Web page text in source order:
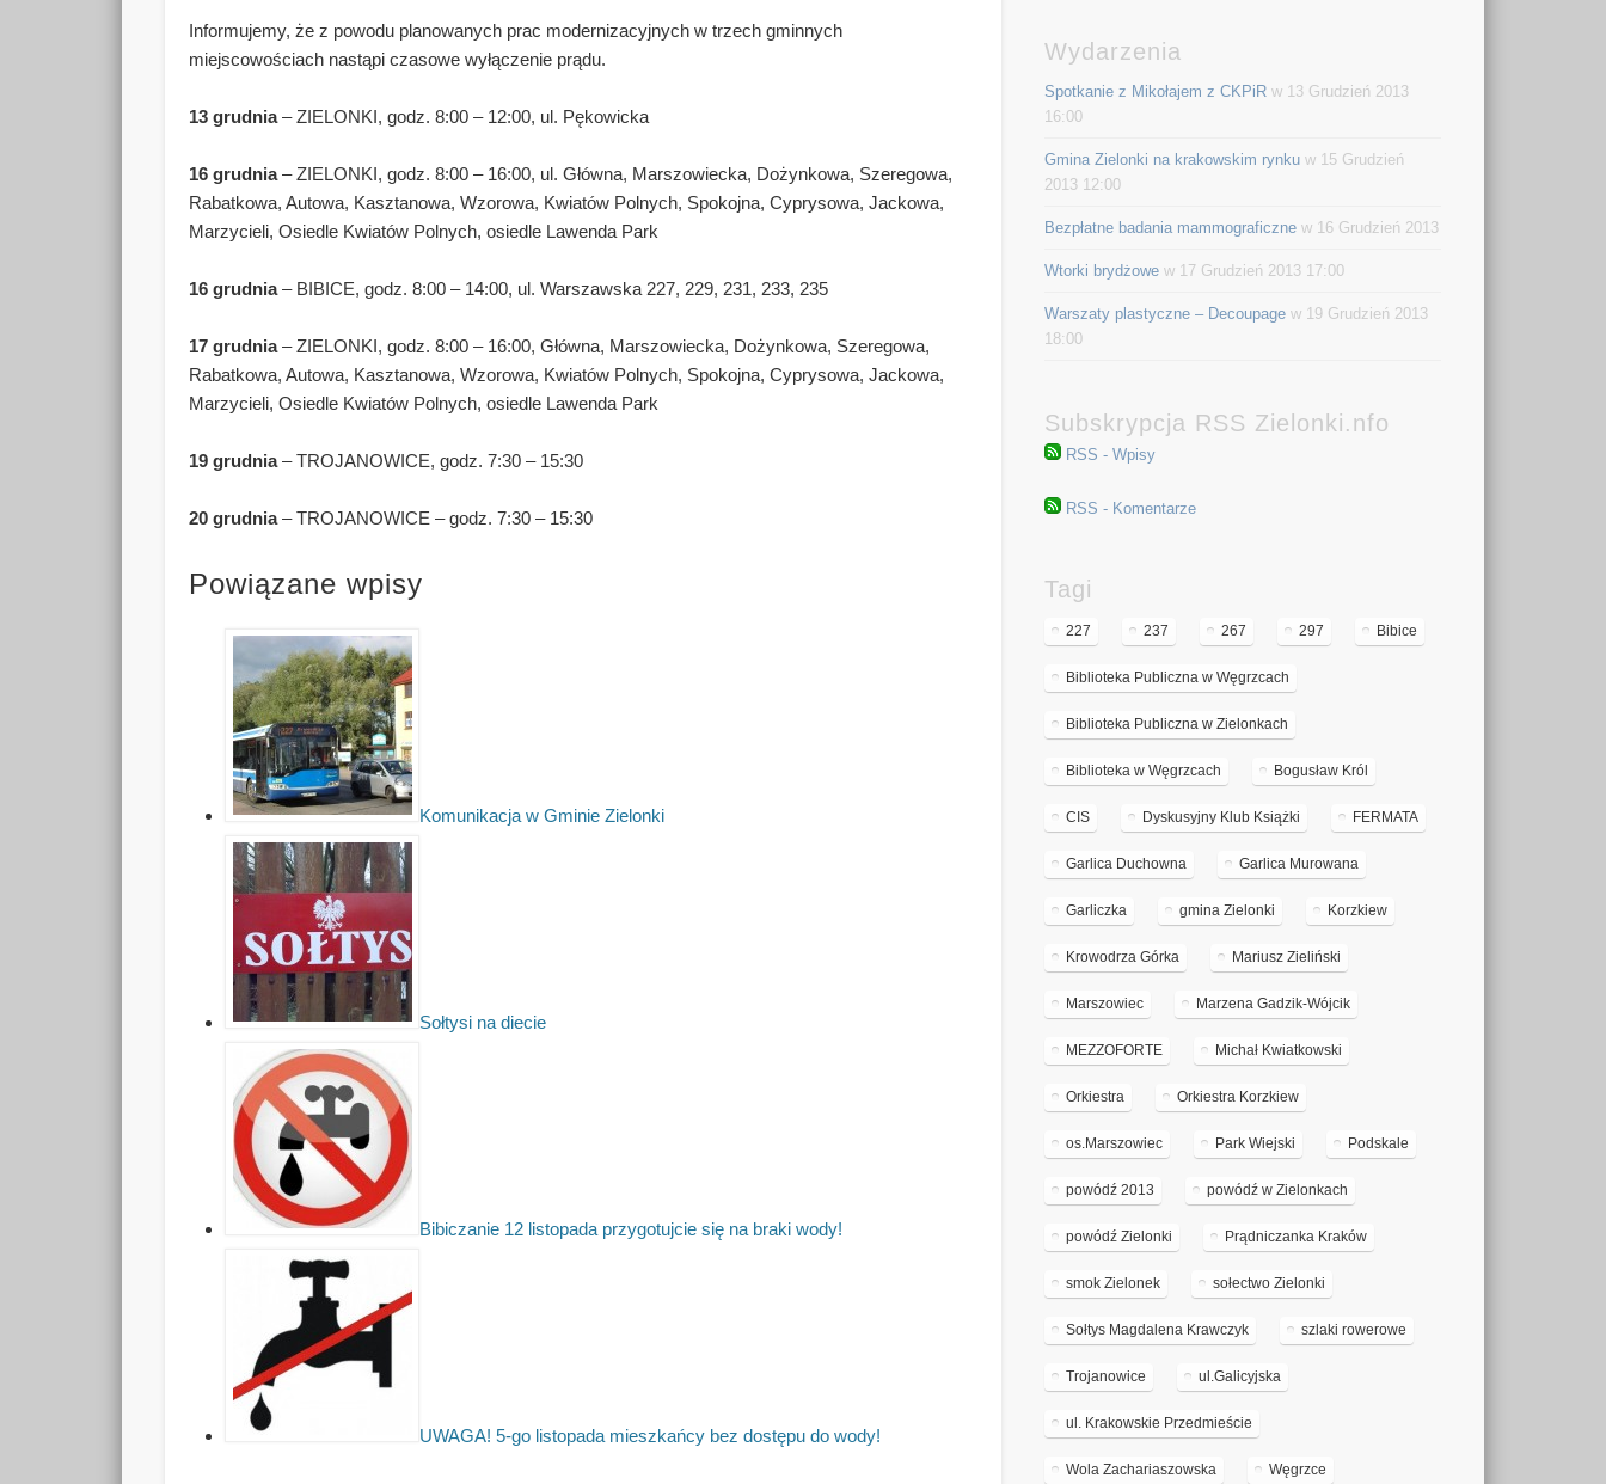
Informujemy, że z powodu planowanych prac modernizacyjnych w trzech gminnych
miejscowościach nastąpi czasowe wyłączenie prądu.
13 grudnia– ZIELONKI, godz. 8:00 – 12:00, ul. Pękowicka
16 grudnia– ZIELONKI, godz. 8:00 – 16:00, ul. Główna, Marszowiecka, Dożynkowa, Szeregowa,
Rabatkowa, Autowa, Kasztanowa, Wzorowa, Kwiatów Polnych, Spokojna, Cyprysowa, Jackowa,
Marzycieli, Osiedle Kwiatów Polnych, osiedle Lawenda Park
16 grudnia– BIBICE, godz. 8:00 – 14:00, ul. Warszawska 227, 229, 231, 233, 235
17 grudnia– ZIELONKI, godz. 8:00 – 16:00, Główna, Marszowiecka, Dożynkowa, Szeregowa,
Rabatkowa, Autowa, Kasztanowa, Wzorowa, Kwiatów Polnych, Spokojna, Cyprysowa, Jackowa,
Marzycieli, Osiedle Kwiatów Polnych, osiedle Lawenda Park
19 grudnia– TROJANOWICE, godz. 7:30 – 15:30
20 grudnia– TROJANOWICE – godz. 7:30 – 15:30
Powiązane wpisy
Komunikacja w Gminie Zielonki
Sołtysi na diecie
Bibiczanie 12 listopada przygotujcie się na braki wody!
UWAGA! 5-go listopada mieszkańcy bez dostępu do wody!
Wydarzenia
Spotkanie z Mikołajem z CKPiR w 13 Grudzień 2013
16:00
Gmina Zielonki na krakowskim rynku w 15 Grudzień
2013 12:00
Bezpłatne badania mammograficzne w 16 Grudzień 2013
Wtorki brydżowe w 17 Grudzień 2013 17:00
Warszaty plastyczne – Decoupage w 19 Grudzień 2013
18:00
Subskrypcja RSS Zielonki.nfo
RSS - Wpisy
RSS - Komentarze
Tagi
227 237 267 297 Bibice
Biblioteka Publiczna w Węgrzcach
Biblioteka Publiczna w Zielonkach
Biblioteka w Węgrzcach Bogusław Król
CIS Dyskusyjny Klub Książki FERMATA
Garlica Duchowna Garlica Murowana
Garliczka gmina Zielonki Korzkiew
Krowodrza Górka Mariusz Zieliński
Marszowiec Marzena Gadzik-Wójcik
MEZZOFORTE Michał Kwiatkowski
Orkiestra Orkiestra Korzkiew
os.Marszowiec Park Wiejski Podskale
powódź 2013 powódź w Zielonkach
powódź Zielonki Prądniczanka Kraków
smok Zielonek sołectwo Zielonki
Sołtys Magdalena Krawczyk szlaki rowerowe
Trojanowice ul.Galicyjska
ul. Krakowskie Przedmieście
Wola Zachariaszowska Węgrzce